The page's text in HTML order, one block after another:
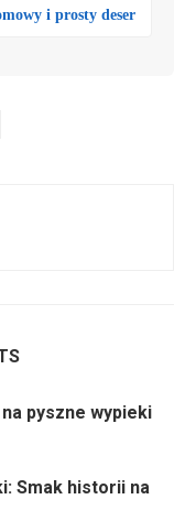
i prosty deser
pyszne wypieki
Smak historii na